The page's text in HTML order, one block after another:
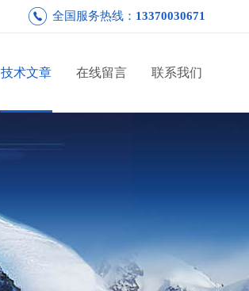
全国服务热线： 13370030671
技术文章 在线留言 联系我们